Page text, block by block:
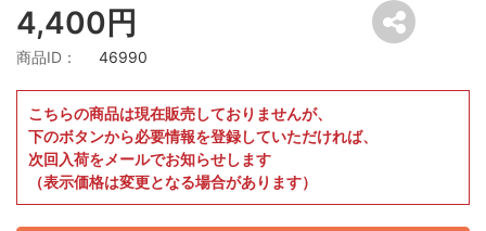
4,400円
商品ID： 46990
こちらの商品は現在販売しておりませんが、
下のボタンから必要情報を登録していただければ、
次回入荷をメールでお知らせします
（表示価格は変更となる場合があります）